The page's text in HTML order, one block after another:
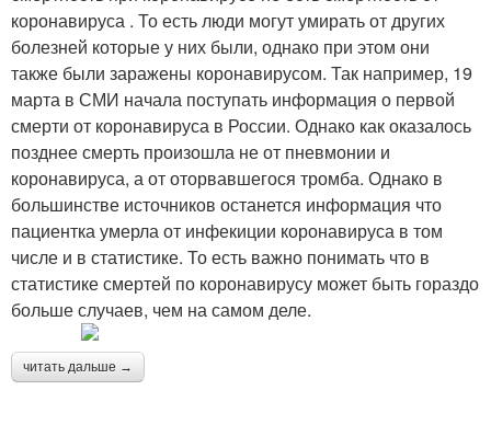
коронавируса . То есть люди могут умирать от других
болезней которые у них были, однако при этом они
также были заражены коронавирусом. Так например, 19
марта в СМИ начала поступать информация о первой
смерти от коронавируса в России. Однако как оказалось
позднее смерть произошла не от пневмонии и
коронавируса, а от оторвавшегося тромба. Однако в
большинстве источников останется информация что
пациентка умерла от инфекиции коронавируса в том
числе и в статистике. То есть важно понимать что в
статистике смертей по коронавирусу может быть гораздо
больше случаев, чем на самом деле.
читать дальше →